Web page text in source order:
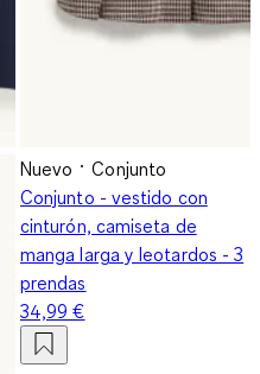
Nuevo
Conjunto
Conjunto - vestido con
cinturón, camiseta de
manga larga y leotardos - 3
prendas
34,99 €